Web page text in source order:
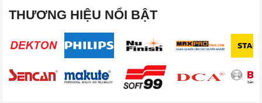
THƯƠNG HIỆU NỔI BẬT